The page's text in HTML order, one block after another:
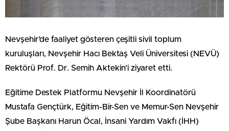
Nevşehir’de faaliyet gösteren çeşitli sivil toplum
kuruluşları, Nevşehir Hacı Bektaş Veli Üniversitesi (NEVÜ)
Rektörü Prof. Dr. Semih Aktekin’i ziyaret etti.
Eğitime Destek Platformu Nevşehir İl Koordinatörü
Mustafa Gençtürk, Eğitim-Bir-Sen ve Memur-Sen Nevşehir
Şube Başkanı Harun Öcal, İnsani Yardım Vakfı (İHH)